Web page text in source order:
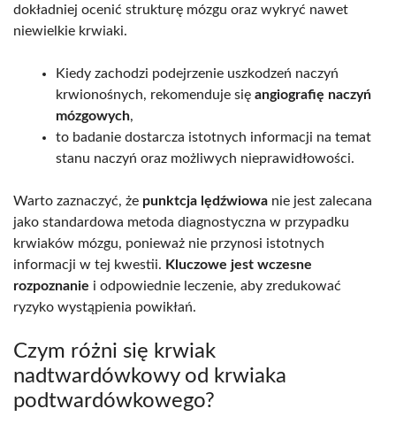
dokładniej ocenić strukturę mózgu oraz wykryć nawet
niewielkie krwiaki.
Kiedy zachodzi podejrzenie uszkodzeń naczyń
krwionośnych, rekomenduje się angiografię naczyń
mózgowych,
to badanie dostarcza istotnych informacji na temat
stanu naczyń oraz możliwych nieprawidłowości.
Warto zaznaczyć, że punktcja lędźwiowa nie jest zalecana
jako standardowa metoda diagnostyczna w przypadku
krwiaków mózgu, ponieważ nie przynosi istotnych
informacji w tej kwestii. Kluczowe jest wczesne
rozpoznanie i odpowiednie leczenie, aby zredukować
ryzyko wystąpienia powikłań.
Czym różni się krwiak
nadtwardówkowy od krwiaka
podtwardówkowego?